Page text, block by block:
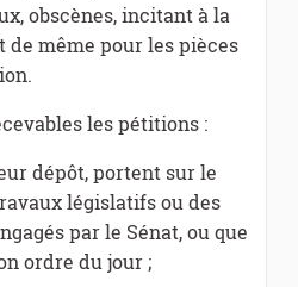
obscènes, incitant à la
de même pour les pièces
les pétitions :
dépôt, portent sur le
législatifs ou des
par le Sénat, ou que
ordre du jour ;